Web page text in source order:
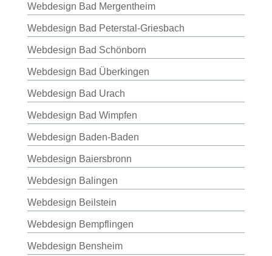
Webdesign Bad Mergentheim
Webdesign Bad Peterstal-Griesbach
Webdesign Bad Schönborn
Webdesign Bad Überkingen
Webdesign Bad Urach
Webdesign Bad Wimpfen
Webdesign Baden-Baden
Webdesign Baiersbronn
Webdesign Balingen
Webdesign Beilstein
Webdesign Bempflingen
Webdesign Bensheim